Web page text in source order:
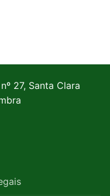
27, Santa Clara